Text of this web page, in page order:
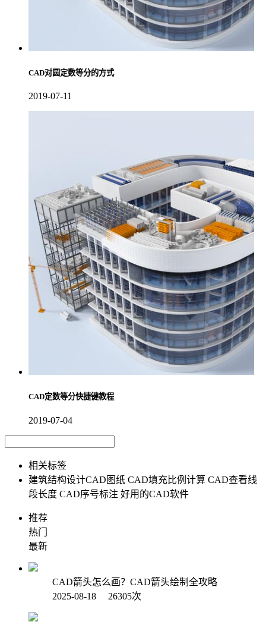
CAD对圆定数等分的方式
2019-07-11
CAD定数等分快捷键教程
2019-07-04
相关标签
建筑结构设计CAD图纸 CAD填充比例计算 CAD查看线
段长度 CAD序号标注 好用的CAD软件
推荐
热门
最新
CAD箭头怎么画？CAD箭头绘制全攻略
2025-08-18 26305次